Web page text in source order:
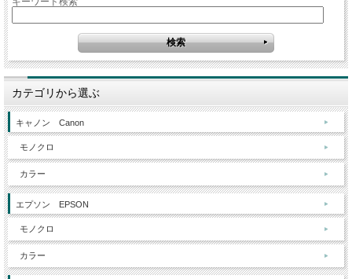
カテゴリから選ぶ
キャノン Canon
モノクロ
カラー
エプソン EPSON
モノクロ
カラー